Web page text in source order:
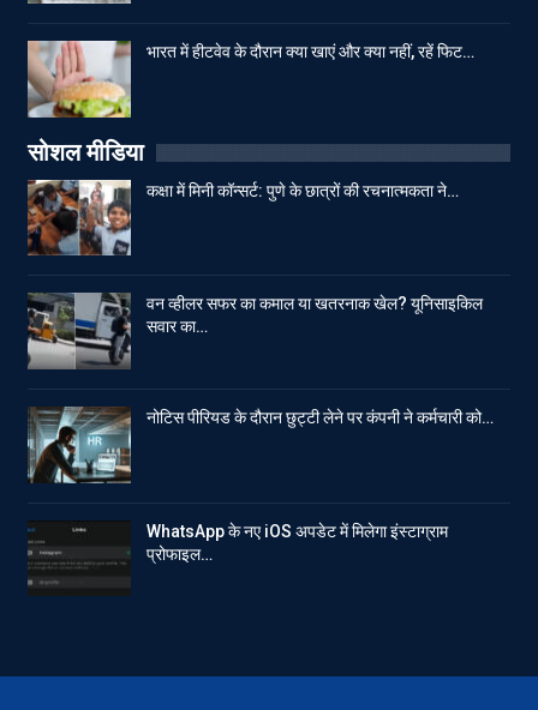
भारत में हीटवेव के दौरान क्या खाएं और क्या नहीं, रहें फिट…
सोशल मीडिया
कक्षा में मिनी कॉन्सर्ट: पुणे के छात्रों की रचनात्मकता ने…
वन व्हीलर सफर का कमाल या खतरनाक खेल? यूनिसाइकिल
सवार का…
नोटिस पीरियड के दौरान छुट्टी लेने पर कंपनी ने कर्मचारी को…
WhatsApp के नए iOS अपडेट में मिलेगा इंस्टाग्राम
प्रोफाइल…